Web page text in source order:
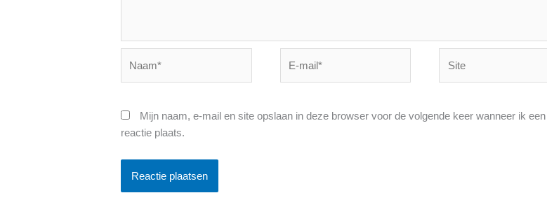
mail*
Mijn naam, e-mail en site opslaan in deze browser voor de volgende keer wanneer ik een
reactie plaats.